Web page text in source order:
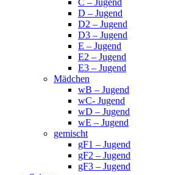
C – Jugend
D – Jugend
D2 – Jugend
D3 – Jugend
E – Jugend
E2 – Jugend
E3 – Jugend
Mädchen
wB – Jugend
wC- Jugend
wD – Jugend
wE – Jugend
gemischt
gF1 – Jugend
gF2 – Jugend
gF3 – Jugend